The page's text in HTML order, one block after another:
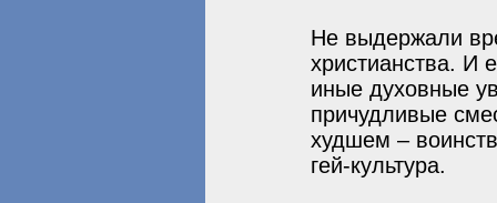
Не выдержали
христианства. И
иные духовные
причудливые
худшем –
гей-культура.